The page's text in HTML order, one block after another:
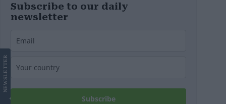
Subscribe to our daily
newsletter
Subscribe
NEWS
LETTER